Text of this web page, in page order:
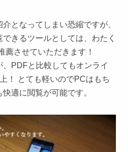
となってしまい恐縮ですが、
きるツールとしては、わたく
薦させていただきます！
PDFと比較してもオンライ
！ とても軽いのでPCはもち
適に閲覧が可能です。